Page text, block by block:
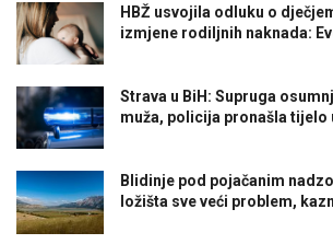
HBŽ usvojila odluku o
izmjene rodiljnih naknada:
Strava u BiH: Supruga
muža, policija pronašla tijelo
Blidinje pod pojačanim
ložišta sve veći problem,